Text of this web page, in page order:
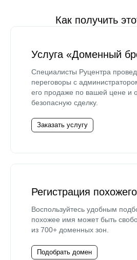
Как получить
Услуга «Доменный
Специалисты Руцентра
переговоры с
его продаже по вашей цене и
безопасную сделку.
Заказать услугу
Регистрация
Воспользуйтесь удобным
похожее имя может быть
из 700+ доменных зон.
Подобрать домен